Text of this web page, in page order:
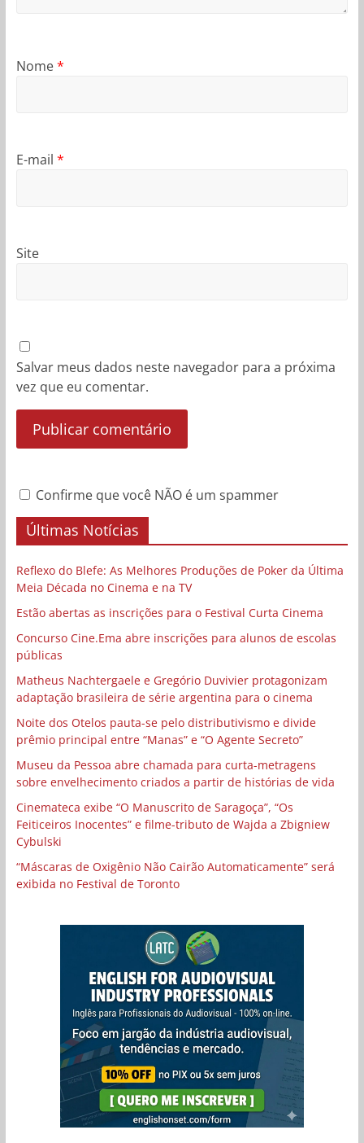
Nome*
E-mail *
Site
Salvar meus dados neste navegador para a próxima
vez que eu comentar.
Confirme que você NÃO é um spammer
Últimas Notícias
Reflexo do Blefe: As Melhores Produções de Poker da Última
Meia Década no Cinema e na TV
Estão abertas as inscrições para o Festival Curta Cinema
Concurso Cine.Ema abre inscrições para alunos de escolas
públicas
Matheus Nachtergaele e Gregório Duvivier protagonizam
adaptação brasileira de série argentina para o cinema
Noite dos Otelos pauta-se pelo distributivismo e divide
prêmio principal entre “Manas” e “O Agente Secreto”
Museu da Pessoa abre chamada para curta-metragens
sobre envelhecimento criados a partir de histórias de vida
Cinemateca exibe “O Manuscrito de Saragoça”, “Os
Feiticeiros Inocentes” e filme-tributo de Wajda a Zbigniew
Cybulski
“Máscaras de Oxigênio Não Cairão Automaticamente” será
exibida no Festival de Toronto